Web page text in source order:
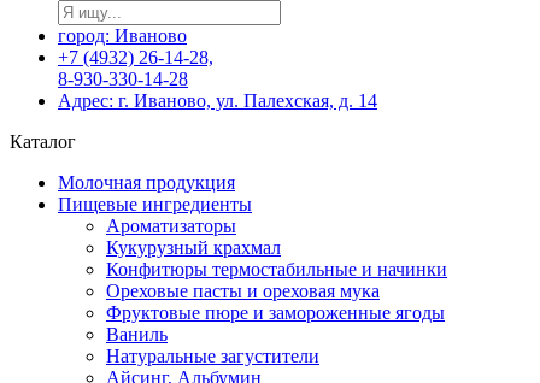
город: Иваново
+7 (4932) 26-14-28,
8-930-330-14-28
Адрес: г. Иваново, ул. Палехская, д. 14
Каталог
Молочная продукция
Пищевые ингредиенты
Ароматизаторы
Кукурузный крахмал
Конфитюры термостабильные и начинки
Ореховые пасты и ореховая мука
Фруктовые пюре и замороженные ягоды
Ваниль
Натуральные загустители
Айсинг, Альбумин